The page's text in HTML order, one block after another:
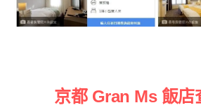
京都 Gran Ms 飯店